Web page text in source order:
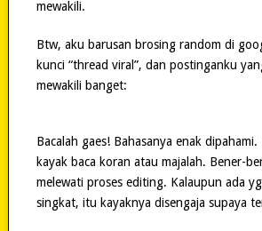
mewakili.
Btw, aku barusan brosing random di
kunci “thread viral”, dan postinganku
mewakili banget:
Bacalah gaes! Bahasanya enak
kayak baca koran atau majalah. Bener-
melewati proses editing. Kalaupun ada
singkat, itu kayaknya disengaja supaya